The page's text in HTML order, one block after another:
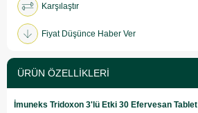
Karşılaştır
Fiyat Düşünce Haber Ver
ÜRÜN ÖZELLIKLERI
İmuneks Tridoxon 3'lü Etki 30 Efervesan Tablet